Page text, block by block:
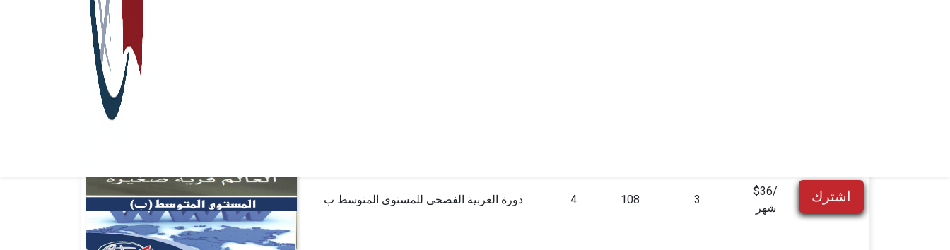
دورة العربية الفصحى للمستوى المتوسط ب 4 108 3
$36/
شهر
اشترك